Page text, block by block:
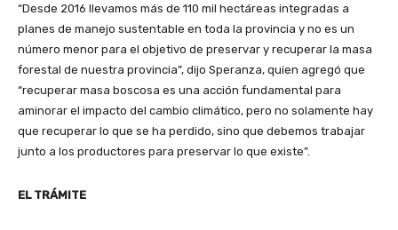
“Desde 2016 llevamos más de 110 mil hectáreas integradas a
planes de manejo sustentable en toda la provincia y no es un
número menor para el objetivo de preservar y recuperar la masa
forestal de nuestra provincia”, dijo Speranza, quien agregó que
“recuperar masa boscosa es una acción fundamental para
aminorar el impacto del cambio climático, pero no solamente hay
que recuperar lo que se ha perdido, sino que debemos trabajar
junto a los productores para preservar lo que existe”.
EL TRÁMITE